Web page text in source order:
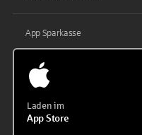
App Sparkasse
Laden im
App Store